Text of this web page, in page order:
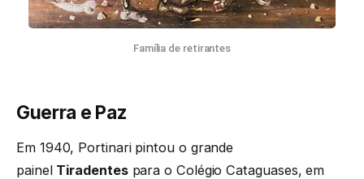
Família de retirantes
Guerra e Paz
Em 1940, Portinari pintou o grande
painel Tiradentespara o Colégio Cataguases, em